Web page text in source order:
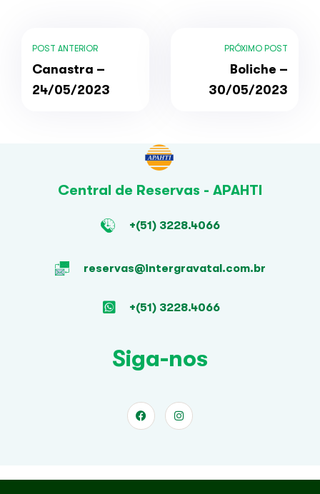
POST ANTERIOR
Canastra –
24/05/2023
PRÓXIMO POST
Boliche –
30/05/2023
Central de Reservas - APAHTI
+(51) 3228.4066
reservas@intergravatal.com.br
+(51) 3228.4066
Siga-nos